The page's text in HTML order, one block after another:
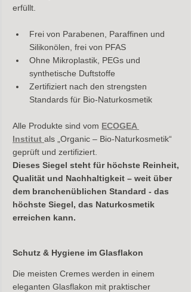
erfüllt.
Frei von Parabenen, Paraffinen und
Silikonölen, frei von PFAS
Ohne Mikroplastik, PEGs und
synthetische Duftstoffe
Zertifiziert nach den strengsten
Standards für Bio-Naturkosmetik
Alle Produkte sind vom ECOGEA
Institut als „Organic – Bio-Naturkosmetik“
geprüft und zertifiziert.
Dieses Siegel steht für höchste Reinheit,
Qualität und Nachhaltigkeit – weit über
dem branchenüblichen Standard - das
höchste Siegel, das Naturkosmetik
erreichen kann.
Schutz & Hygiene im Glasflakon
Die meisten Cremes werden in einem
eleganten Glasflakon mit praktischer